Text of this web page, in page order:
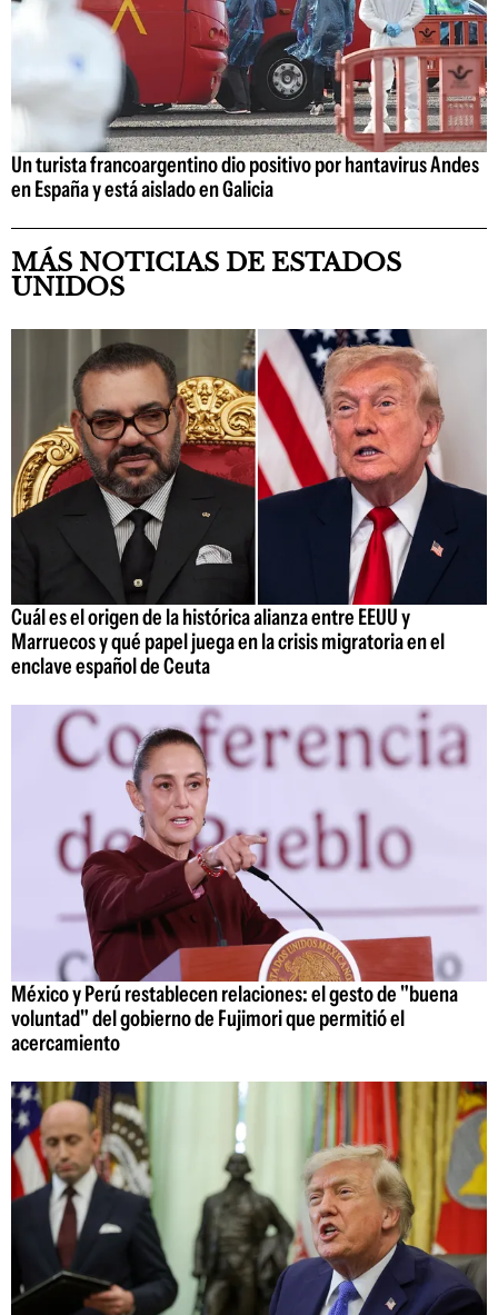
Un turista francoargentino dio positivo por hantavirus Andes
en España y está aislado en Galicia
MÁS NOTICIAS DE ESTADOS
UNIDOS
Cuál es el origen de la histórica alianza entre EEUU y
Marruecos y qué papel juega en la crisis migratoria en el
enclave español de Ceuta
México y Perú restablecen relaciones: el gesto de "buena
voluntad" del gobierno de Fujimori que permitió el
acercamiento